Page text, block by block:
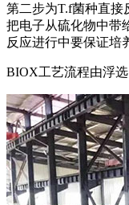
第二步为T.f菌种直接
把电子从硫化物中带
反应进行中要保证培
BIOX工艺流程由浮